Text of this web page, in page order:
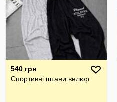
540 грн
Cпортивні штани велюр